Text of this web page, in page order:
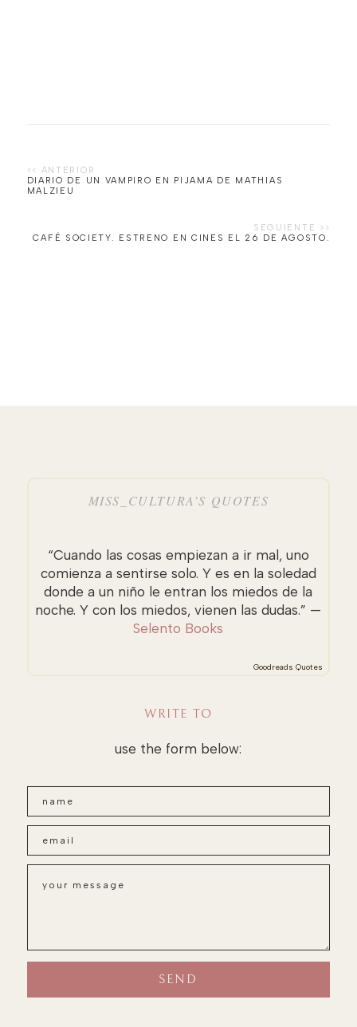
DIARIO DE UN VAMPIRO EN PIJAMA DE MATHIAS
MALZIEU
MISS_CULTURA’S QUOTES
“Cuando las cosas empiezan a ir mal, uno
comienza a sentirse solo. Y es en la soledad
donde a un niño le entran los miedos de la
noche. Y con los miedos, vienen las dudas.” —
Selento Books
Goodreads Quotes
WRITE TO
use the form below: